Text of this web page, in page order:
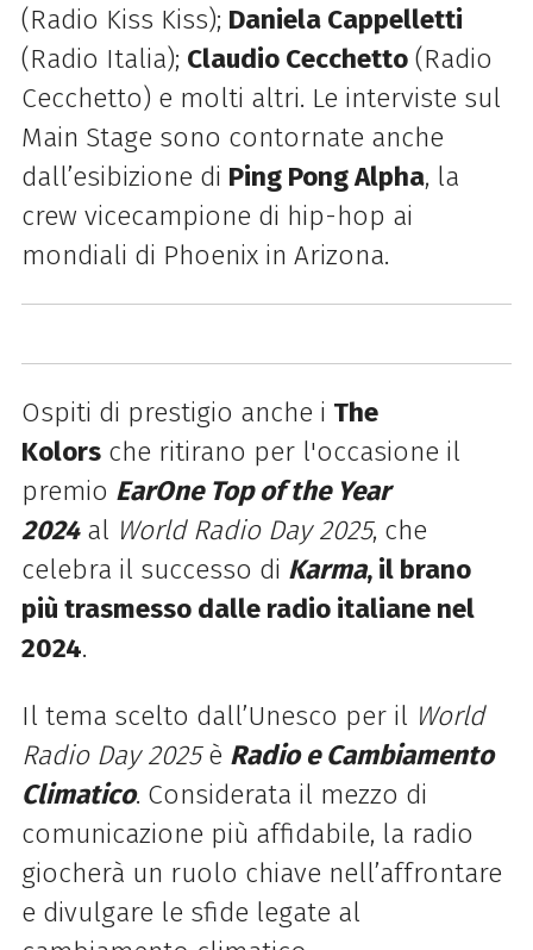
(Radio Kiss Kiss); Daniela Cappelletti
(Radio Italia); Claudio Cecchetto(Radio
Cecchetto) e molti altri. Le interviste sul
Main Stage sono contornate anche
dall’esibizione di Ping Pong Alpha, la
crew vicecampione di hip-hop ai
mondiali di Phoenix in Arizona.
Ospiti di prestigio anche i The
Kolorsche ritirano per l'occasione il
premio EarOne Top of the Year
2024al World Radio Day 2025, che
celebra il successo di Karma, il brano
più trasmesso dalle radio italiane nel
2024.
Il tema scelto dall’Unesco per il World
Radio Day 2025è Radio e Cambiamento
Climatico. Considerata il mezzo di
comunicazione più affidabile, la radio
giocherà un ruolo chiave nell’affrontare
e divulgare le sfide legate al